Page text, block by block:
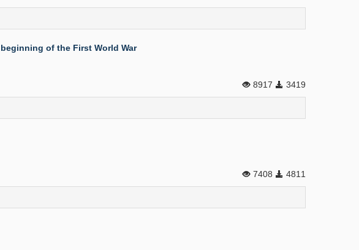
of the First World War
8917 3419
7408 4811